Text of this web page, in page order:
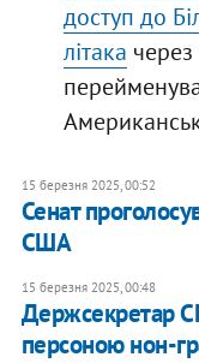
доступ до
літака
15 березня 2025, 00:52
Сенат
США
15 березня 2025, 00:48
Держсекретар
персоною нон-